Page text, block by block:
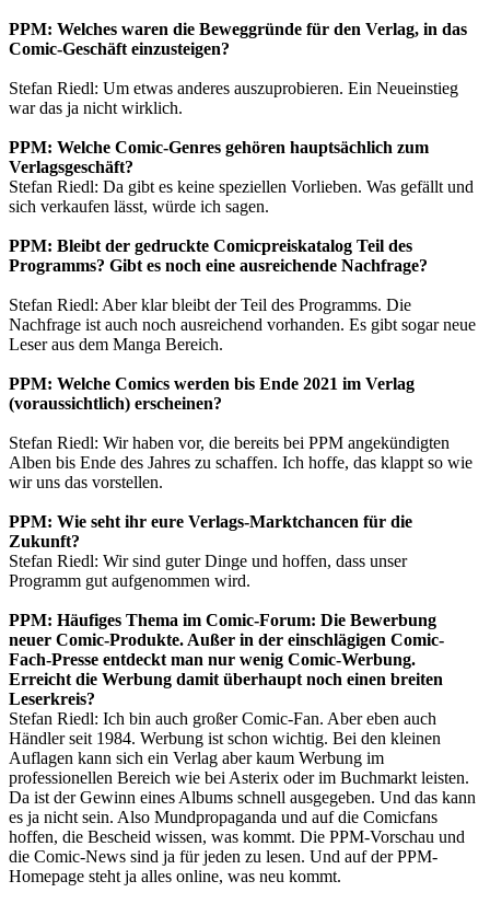
PPM: Welches waren die Beweggründe für den Verlag, in das
Comic-Geschäft einzusteigen?
Stefan Riedl: Um etwas anderes auszuprobieren. Ein Neueinstieg
war das ja nicht wirklich.
PPM: Welche Comic-Genres gehören hauptsächlich zum
Verlagsgeschäft?
Stefan Riedl: Da gibt es keine speziellen Vorlieben. Was gefällt und
sich verkaufen lässt, würde ich sagen.
PPM: Bleibt der gedruckte Comicpreiskatalog Teil des
Programms? Gibt es noch eine ausreichende Nachfrage?
Stefan Riedl: Aber klar bleibt der Teil des Programms. Die
Nachfrage ist auch noch ausreichend vorhanden. Es gibt sogar neue
Leser aus dem Manga Bereich.
PPM: Welche Comics werden bis Ende 2021 im Verlag
(voraussichtlich) erscheinen?
Stefan Riedl: Wir haben vor, die bereits bei PPM angekündigten
Alben bis Ende des Jahres zu schaffen. Ich hoffe, das klappt so wie
wir uns das vorstellen.
PPM: Wie seht ihr eure Verlags-Marktchancen für die
Zukunft?
Stefan Riedl: Wir sind guter Dinge und hoffen, dass unser
Programm gut aufgenommen wird.
PPM: Häufiges Thema im Comic-Forum: Die Bewerbung
neuer Comic-Produkte. Außer in der einschlägigen Comic-
Fach-Presse entdeckt man nur wenig Comic-Werbung.
Erreicht die Werbung damit überhaupt noch einen breiten
Leserkreis?
Stefan Riedl: Ich bin auch großer Comic-Fan. Aber eben auch
Händler seit 1984. Werbung ist schon wichtig. Bei den kleinen
Auflagen kann sich ein Verlag aber kaum Werbung im
professionellen Bereich wie bei Asterix oder im Buchmarkt leisten.
Da ist der Gewinn eines Albums schnell ausgegeben. Und das kann
es ja nicht sein. Also Mundpropaganda und auf die Comicfans
hoffen, die Bescheid wissen, was kommt. Die PPM-Vorschau und
die Comic-News sind ja für jeden zu lesen. Und auf der PPM-
Homepage steht ja alles online, was neu kommt.